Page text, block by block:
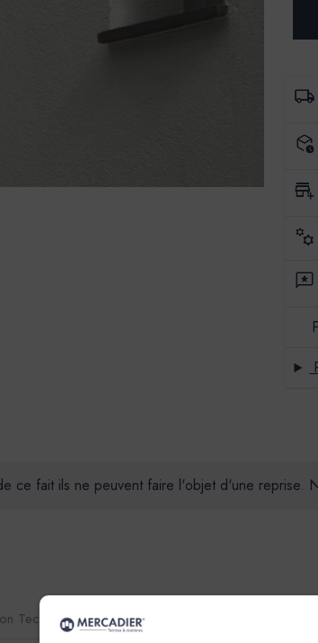
R
ce fait ils ne peuvent faire l'objet d'une reprise.
Technique Couleurs & Échantillons